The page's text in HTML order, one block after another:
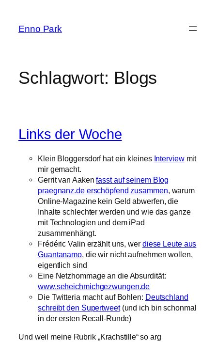
springen
Enno Park
Schlagwort: Blogs
Links der Woche
Klein Bloggersdorf hat ein kleines Interviewmit
mir gemacht.
Gerrit van Aakenfasst auf seinem Blog
praegnanz.de erschöpfend zusammen, warum
Online-Magazine kein Geld abwerfen, die
Inhalte schlechter werden und wie das ganze
mit Technologien und dem iPad
zusammenhängt.
Frédéric Valin erzählt uns, wer diese Leute aus
Guantanamo, die wir nicht aufnehmen wollen,
eigentlich sind
Eine Netzhommage an die Absurdität:
www.seheichmichgezwungen.de
Die Twitteria macht auf Bohlen: Deutschland
schreibt den Supertweet(und ich bin schonmal
in der ersten Recall-Runde)
Und weil meine Rubrik „Krachstille“ so arg